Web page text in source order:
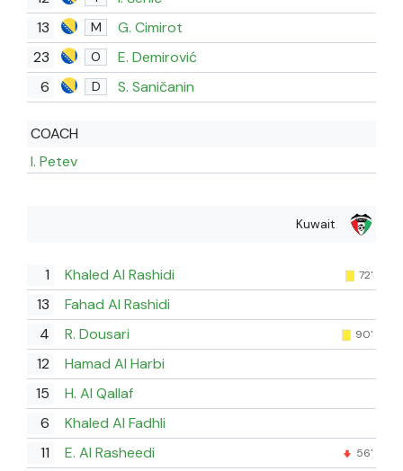
13
M
G. Cimirot
23
O
E. Demirović
6
D S. Saničanin
COACH
I. Petev
Kuwait
1 Khaled Al Rashidi 72'
13
Fahad Al Rashidi
4
R. Dousari 90'
12
Hamad Al Harbi
15
H. Al Qallaf
6
Khaled Al Fadhli
11
E. Al Rasheedi 56'